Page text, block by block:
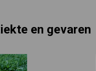
en gevaren